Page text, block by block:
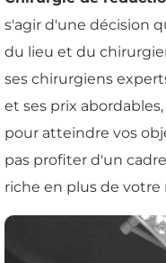
s'agir d'une décision
du lieu et du
ses chirurgiens
et ses prix
pour atteindre vos
pas profiter d'un
riche en plus de votre